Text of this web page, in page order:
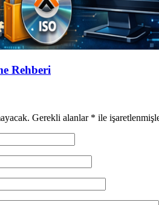
Rehberi
Gerekli alanlar * ile